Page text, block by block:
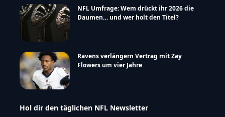
NFL Umfrage: Wem drückt ihr 2026 die
Daumen… und wer holt den Titel?
Ravens verlängern Vertrag mit Zay
Flowers um vier Jahre
Hol dir den täglichen NFL Newsletter